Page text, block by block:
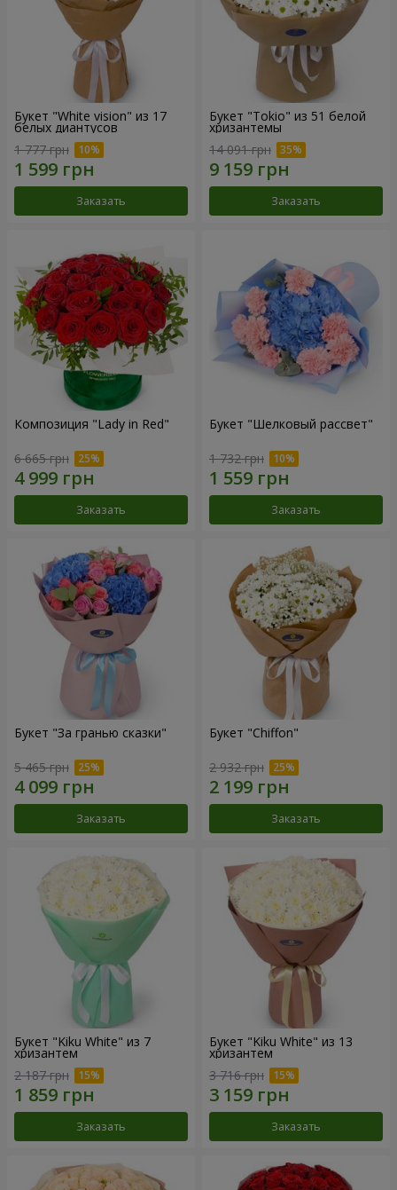
Букет "White vision" из 17
белых диантусов
1 777 грн
Заказать
Букет "Tokio" из 51 белой
хризантемы
14 091 грн
Заказать
Композиция "Lady in Red"
6 665 грн
Заказать
Букет "Шелковый рассвет"
1 732 грн
Заказать
Букет "За гранью сказки"
5 465 грн
Заказать
Букет "Chiffon"
2 932 грн
Заказать
Букет "Kiku White" из 7
хризантем
2 187 грн
Заказать
Букет "Kiku White" из 13
хризантем
3 716 грн
Заказать